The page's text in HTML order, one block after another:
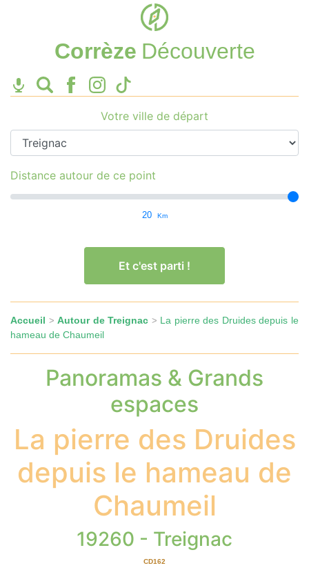
Corrèze Découverte
Votre ville de départ
Distance autour de ce point
20 Km
Et c'est parti !
Accueil >Autour de Treignac > La pierre des Druides depuis le
hameau de Chaumeil
Panoramas & Grands
espaces
La pierre des Druides
depuis le hameau de
Chaumeil
19260 - Treignac
CD162